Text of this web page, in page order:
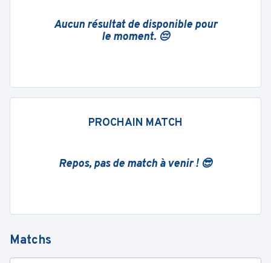
Aucun résultat de disponible pour
le moment. 😔
PROCHAIN MATCH
Repos, pas de match à venir ! 😎
Matchs